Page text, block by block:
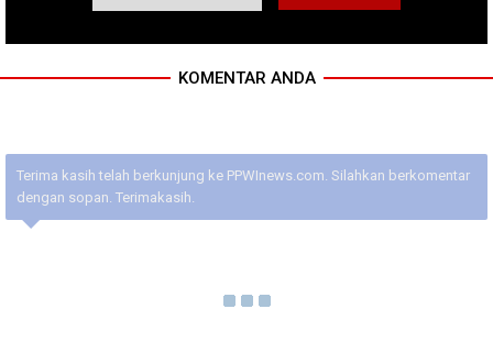
KOMENTAR ANDA
Terima kasih telah berkunjung ke PPWInews.com. Silahkan berkomentar
dengan sopan. Terimakasih.